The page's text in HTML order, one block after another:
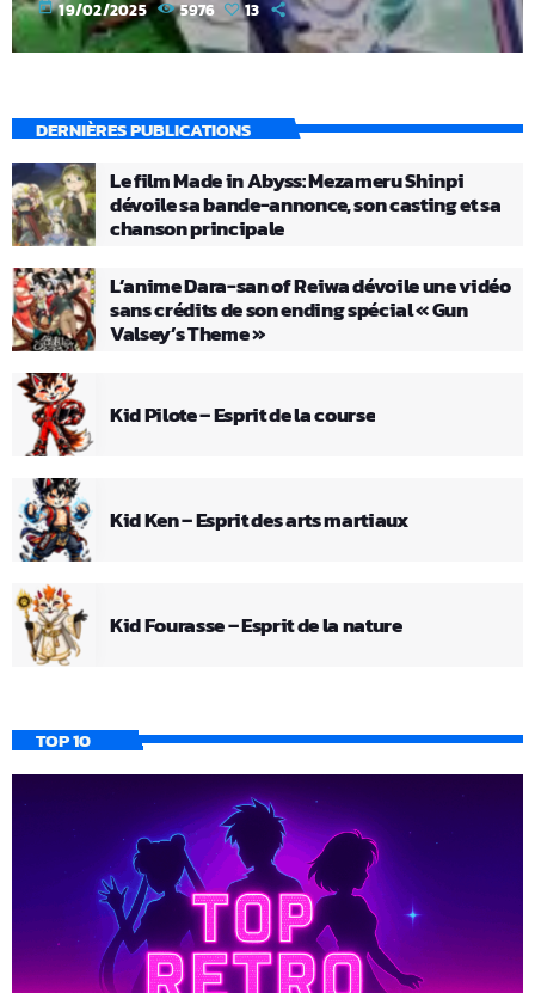
today 19/02/2025 5976 13
DERNIÈRES PUBLICATIONS
Le film Made in Abyss: Mezameru Shinpi
dévoile sa bande-annonce, son casting et sa
chanson principale
L’anime Dara-san of Reiwa dévoile une vidéo
sans crédits de son ending spécial « Gun
Valsey’s Theme »
Kid Pilote – Esprit de la course
Kid Ken – Esprit des arts martiaux
Kid Fourasse – Esprit de la nature
TOP 10